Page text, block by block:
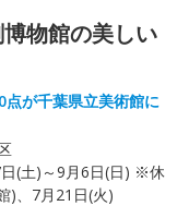
物館の美しい
が千葉県立美術館に
(土)～9月6日(日) ※休
)、7月21日(火)